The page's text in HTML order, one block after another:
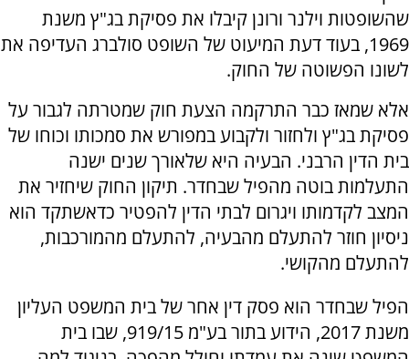
שהשופטות וילנר ורונן קיבלו את פסיקת בג"ץ משנת
1969, בעוד דעת המיעוט של השופט סולברג העדיפה את
לשונו הפשוטה של החוק.
אלא שמאז כבר התרקמה הצעת חוק שמטרתה לגבור על
פסיקת בג"ץ ולחזור ולקבוע במפורש את סמכותו וכוחו של
בית הדין הרבני. הבעיה היא שלאורך שנים ישנה
התעלמות בוטה מהפיל שבחדר. תיקון החוק שיחזיר את
המצב לקדמותו ויגרום לבתי הדין להפטיר כדאשתקד הוא
ניסיון חוזר להתעלם מהבעיה, להתעלם מהמורכבות,
להתעלם מהקושי.
הפיל שבחדר הוא פסק דין אחר של בית המשפט העליון
משנת 2017, הידוע בתור בע"מ 919/15, שבו בית